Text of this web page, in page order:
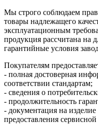
Мы строго соблюдаем
товары надлежащего
эксплуатационным
продукция рассчитана на
гарантийные условия
Покупателям
- полная достоверная
соответствии стандартам;
- сведения о
- продолжительность
- документация на
предоставления